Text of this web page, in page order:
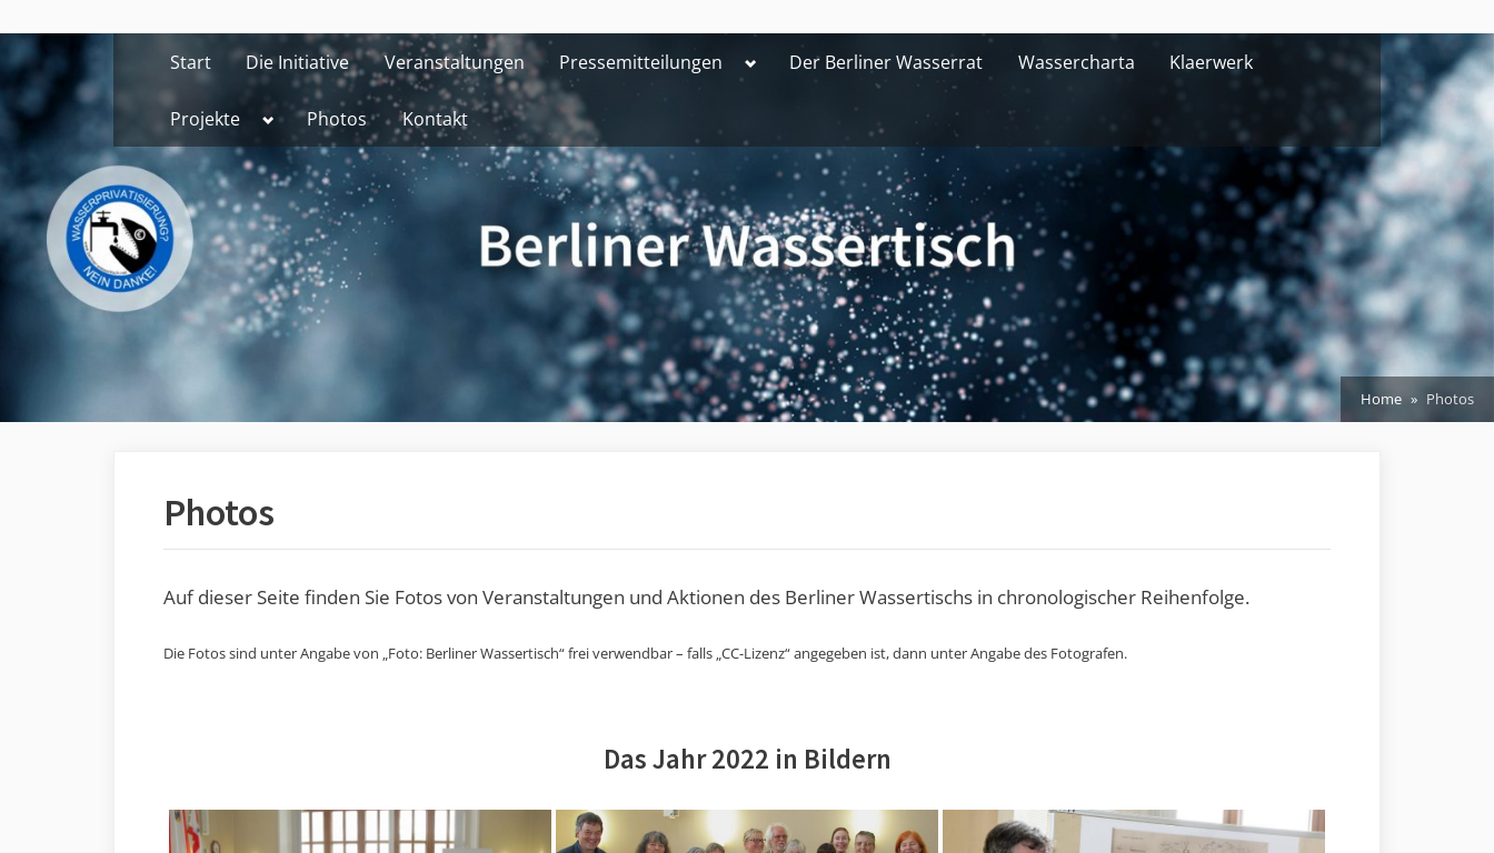
to
content
Start Die Initiative Veranstaltungen Pressemitteilungen ToggleDer Berliner Wasserrat Wassercharta Klaerwerk
Projekte Toggle
menu
Photos Kontakt
Home Photos
Photos
Auf dieser Seite finden Sie Fotos von Veranstaltungen und Aktionen des Berliner Wassertischs in chronologischer Reihenfolge.
Die Fotos sind unter Angabe von „Foto: Berliner Wassertisch“ frei verwendbar – falls „CC-Lizenz“ angegeben ist, dann unter Angabe des Fotografen.
Das Jahr 2022 in Bildern